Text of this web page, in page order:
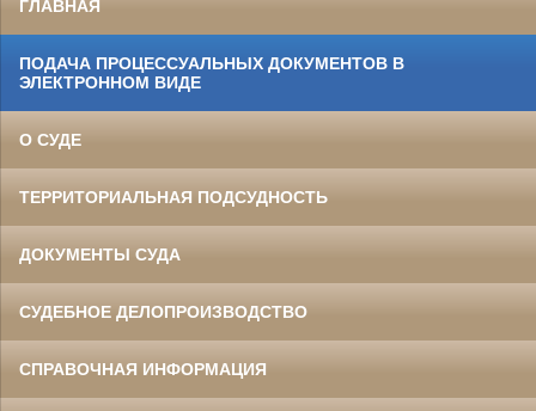
ГЛАВНАЯ
ПОДАЧА ПРОЦЕССУАЛЬНЫХ ДОКУМЕНТОВ В
ЭЛЕКТРОННОМ ВИДЕ
О СУДЕ
ТЕРРИТОРИАЛЬНАЯ ПОДСУДНОСТЬ
ДОКУМЕНТЫ СУДА
СУДЕБНОЕ ДЕЛОПРОИЗВОДСТВО
СПРАВОЧНАЯ ИНФОРМАЦИЯ